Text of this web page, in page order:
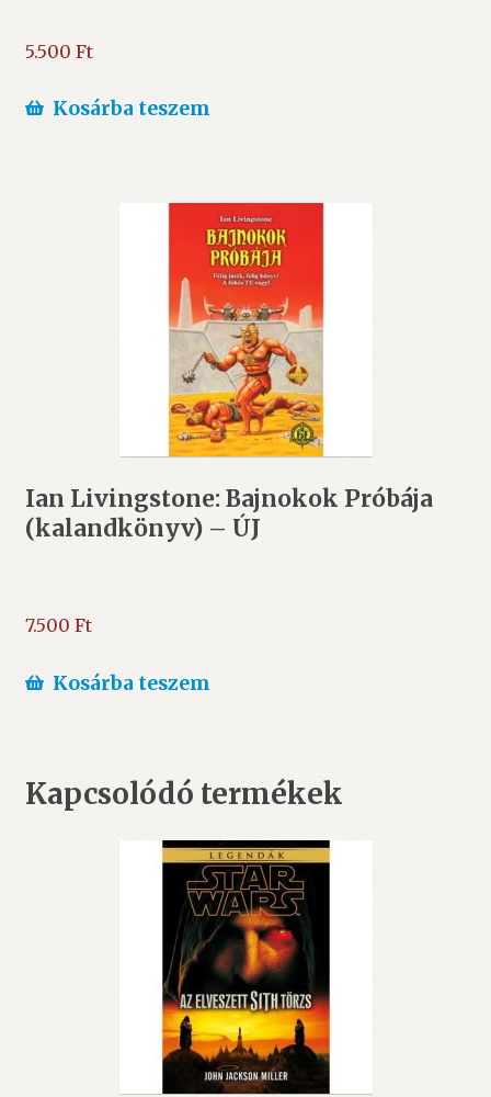
5.500 Ft
Kosárba teszem
Ian Livingstone: Bajnokok Próbája
(kalandkönyv) – ÚJ
7.500 Ft
Kosárba teszem
Kapcsolódó termékek